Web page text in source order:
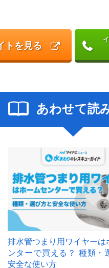
トを見る
あわせて読
排水管つまり用ワイヤーは
ンターで買える？ 種類・
安全な使い方